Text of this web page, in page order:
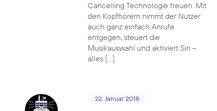
Cancelling Technologie freuen. Mit
den Kopfhörern nimmt der Nutzer
auch ganz einfach Anrufe
entgegen, steuert die
Musikauswahl und aktiviert Siri –
alles […]
22. Januar 2018